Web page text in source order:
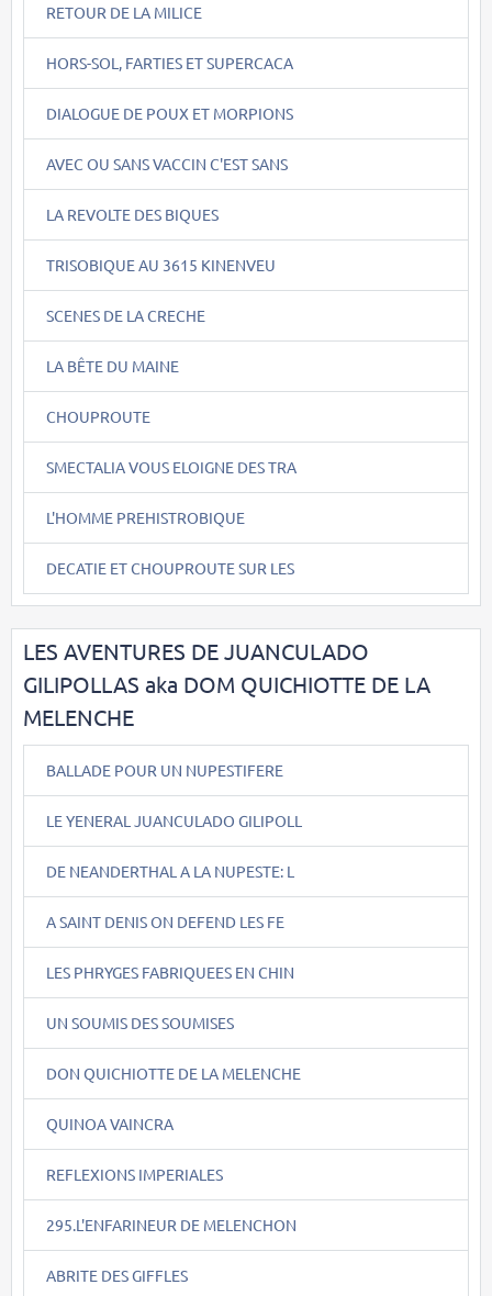
RETOUR DE LA MILICE
HORS-SOL, FARTIES ET SUPERCACA
DIALOGUE DE POUX ET MORPIONS
AVEC OU SANS VACCIN C'EST SANS
LA REVOLTE DES BIQUES
TRISOBIQUE AU 3615 KINENVEU
SCENES DE LA CRECHE
LA BÊTE DU MAINE
CHOUPROUTE
SMECTALIA VOUS ELOIGNE DES TRA
L'HOMME PREHISTROBIQUE
DECATIE ET CHOUPROUTE SUR LES
LES AVENTURES DE JUANCULADO
GILIPOLLAS aka DOM QUICHIOTTE DE LA
MELENCHE
BALLADE POUR UN NUPESTIFERE
LE YENERAL JUANCULADO GILIPOLL
DE NEANDERTHAL A LA NUPESTE: L
A SAINT DENIS ON DEFEND LES FE
LES PHRYGES FABRIQUEES EN CHIN
UN SOUMIS DES SOUMISES
DON QUICHIOTTE DE LA MELENCHE
QUINOA VAINCRA
REFLEXIONS IMPERIALES
295.L'ENFARINEUR DE MELENCHON
ABRITE DES GIFFLES